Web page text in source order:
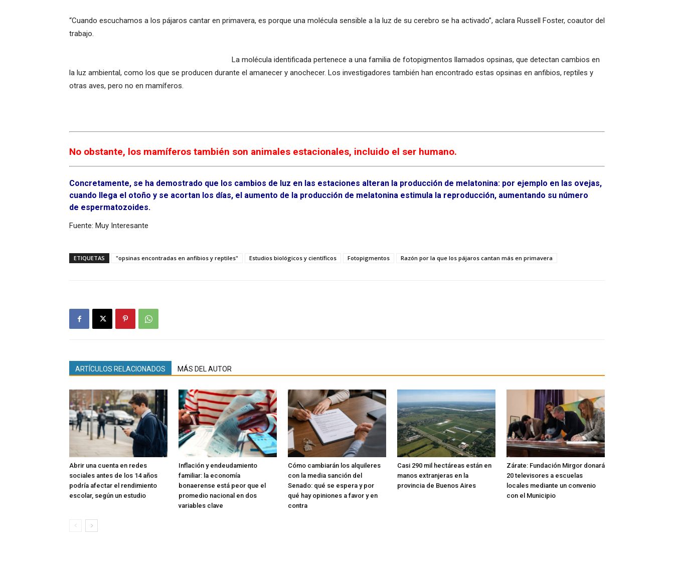
“Cuando escuchamos a los pájaros cantar en primavera, es porque una molécula sensible a la luz de su cerebro se ha activado”, aclara Russell Foster, coautor del
trabajo.
La molécula identificada pertenece a una familia de fotopigmentos llamados opsinas, que detectan cambios en
la luz ambiental, como los que se producen durante el amanecer y anochecer. Los investigadores también han encontrado estas opsinas en anfibios, reptiles y
otras aves, pero no en mamíferos.
No obstante, los mamíferos también son animales estacionales, incluido el ser humano.
Concretamente, se ha demostrado que los cambios de luz en las estaciones alteran la producción de melatonina: por ejemplo en las ovejas,
cuando llega el otoño y se acortan los días, el aumento de la producción de melatonina estimula la reproducción, aumentando su número
de espermatozoides.
Fuente: Muy Interesante
ETIQUETAS "opsinas encontradas en anfibios y reptiles" Estudios biológicos y científicos Fotopigmentos Razón por la que los pájaros cantan más en primavera
ARTÍCULOS RELACIONADOS MÁS DEL AUTOR
Abrir una cuenta en redes
sociales antes de los 14 años
podría afectar el rendimiento
escolar, según un estudio
Inflación y endeudamiento
familiar: la economía
bonaerense está peor que el
promedio nacional en dos
variables clave
Cómo cambiarán los alquileres
con la media sanción del
Senado: qué se espera y por
qué hay opiniones a favor y en
contra
Casi 290 mil hectáreas están en
manos extranjeras en la
provincia de Buenos Aires
Zárate: Fundación Mirgor donará
20 televisores a escuelas
locales mediante un convenio
con el Municipio